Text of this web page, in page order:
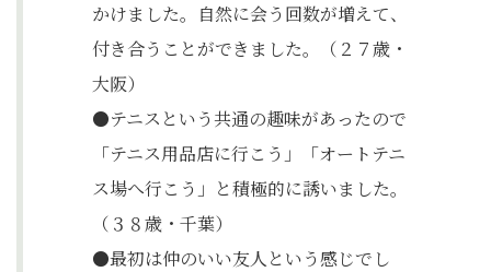
かけました。自然に会う回数が増えて、
付き合うことができました。（２７歳・
大阪）
●テニスという共通の趣味があったので
「テニス用品店に行こう」「オートテニ
ス場へ行こう」と積極的に誘いました。
（３８歳・千葉）
●最初は仲のいい友人という感じでし